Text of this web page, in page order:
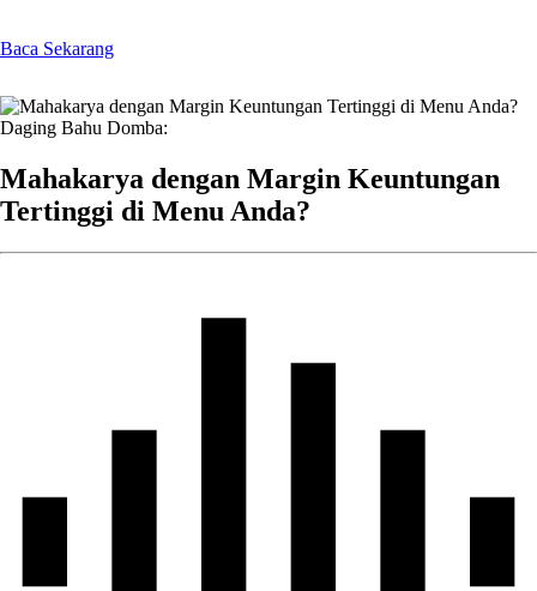
Baca Sekarang
Daging Bahu Domba:
Mahakarya dengan Margin Keuntungan
Tertinggi di Menu Anda?